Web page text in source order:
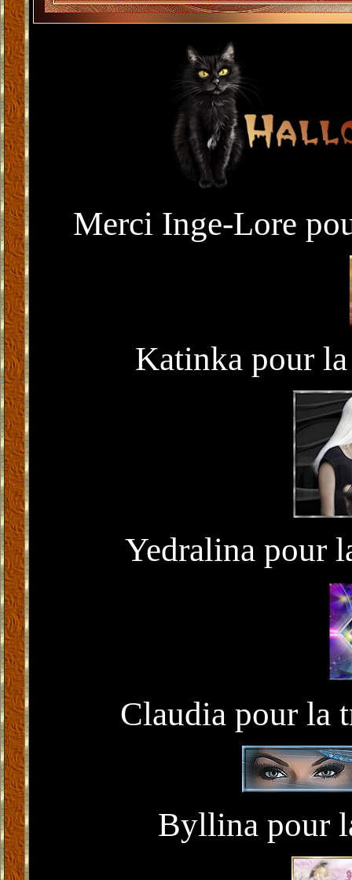
Merci Inge-Lore
Katinka pour
Yedralina pour
Claudia pour la
Byllina pour